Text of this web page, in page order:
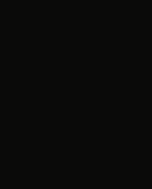
in a new tab